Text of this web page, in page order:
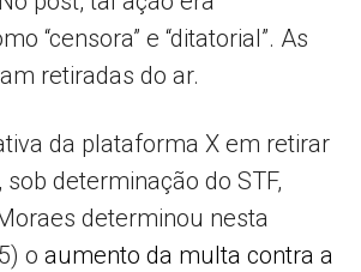
“censora” e “ditatorial”. As
retiradas do ar.
da plataforma X em retirar
determinação do STF,
determinou nesta
o aumento da multa contra a